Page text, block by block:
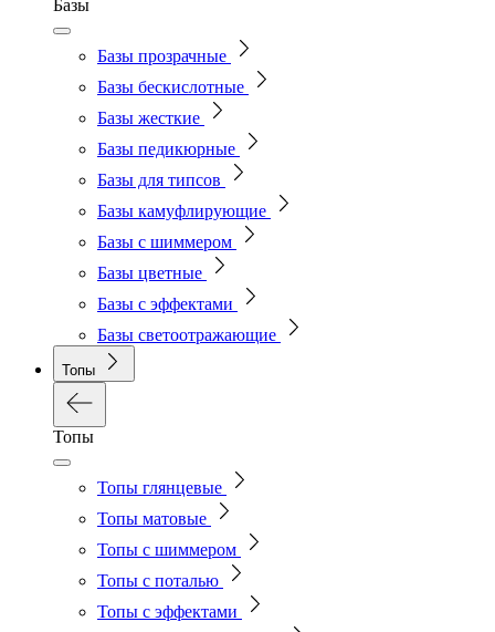
Базы
Базы прозрачные
Базы бескислотные
Базы жесткие
Базы педикюрные
Базы для типсов
Базы камуфлирующие
Базы с шиммером
Базы цветные
Базы с эффектами
Базы светоотражающие
Топы
Топы
Топы глянцевые
Топы матовые
Топы с шиммером
Топы с поталью
Топы с эффектами